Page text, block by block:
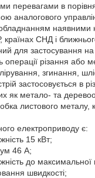
перевагами в
аналогового
наявними
СНД і
для застосування на
різання або
згинання,
застосовується в
як метало- та
листового металу,
електроприводу є:
15 кВт;
46 А;
до максимальної
швидкості;